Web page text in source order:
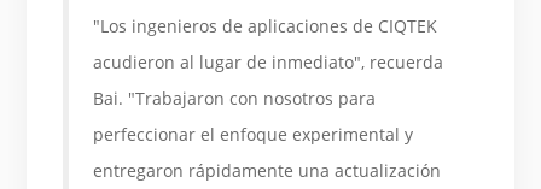
"Los ingenieros de aplicaciones de CIQTEK
acudieron al lugar de inmediato", recuerda
Bai. "Trabajaron con nosotros para
perfeccionar el enfoque experimental y
entregaron rápidamente una actualización